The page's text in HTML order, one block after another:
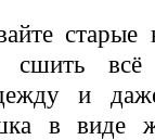
всё
и
в виде